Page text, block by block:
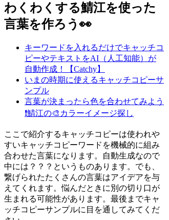
わくわくする鯖江を使った
言葉を作ろう👀
キーワードを入れるだけでキャッチコ
ピーやテキストをAI（人工知能）が
自動作成！【Catchy】
いまの時期に使えるキャッチコピーサ
ンプル
言葉が決まったら色を合わせてみよう
❗鯖江の🎨カラーイメージ探し
ここで紹介するキャッチコピーは使われや
すいキャッチコピーワードを機械的に組み
合わせた言葉になります。自動生成なので
中には？？？というものあります。でも、
繋げられたたくさんの言葉はアイデアを与
えてくれます。悩んだときに別の切り口が
生まれる可能性があります。最後までキャ
ッチコピーサンプルに目を通してみてくだ